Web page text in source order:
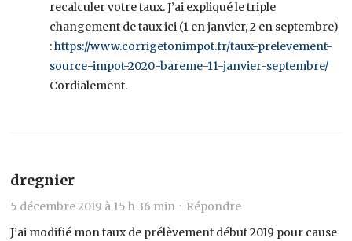
recalculer votre taux. J’ai expliqué le triple
changement de taux ici (1 en janvier, 2 en septembre)
:https://www.corrigetonimpot.fr/taux-prelevement-
source-impot-2020-bareme-11-janvier-septembre/
Cordialement.
dregnier
5 décembre 2019 à 15 h 36 min · Répondre
J’ai modifié mon taux de prélèvement début 2019 pour cause